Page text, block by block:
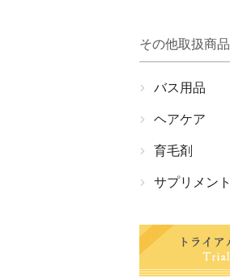
その他取扱商品
バス用品
ヘアケア
育毛剤
サプリメント